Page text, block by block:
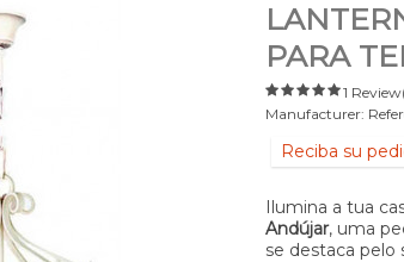
PARA
1
Manufacturer:
Reciba su
Ilumina a tua
Andújar, uma
se destaca pelo